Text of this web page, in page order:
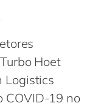
en
Hoet
Logistics
COVID-19 no